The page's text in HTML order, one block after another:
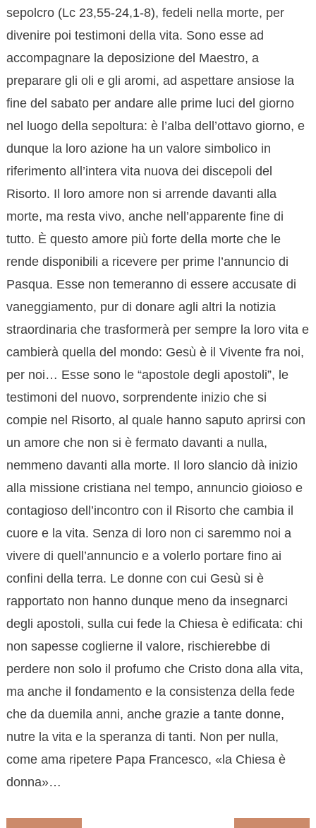
sepolcro (Lc 23,55-24,1-8), fedeli nella morte, per
divenire poi testimoni della vita. Sono esse ad
accompagnare la deposizione del Maestro, a
preparare gli oli e gli aromi, ad aspettare ansiose la
fine del sabato per andare alle prime luci del giorno
nel luogo della sepoltura: è l’alba dell’ottavo giorno, e
dunque la loro azione ha un valore simbolico in
riferimento all’intera vita nuova dei discepoli del
Risorto. Il loro amore non si arrende davanti alla
morte, ma resta vivo, anche nell’apparente fine di
tutto. È questo amore più forte della morte che le
rende disponibili a ricevere per prime l’annuncio di
Pasqua. Esse non temeranno di essere accusate di
vaneggiamento, pur di donare agli altri la notizia
straordinaria che trasformerà per sempre la loro vita e
cambierà quella del mondo: Gesù è il Vivente fra noi,
per noi… Esse sono le “apostole degli apostoli”, le
testimoni del nuovo, sorprendente inizio che si
compie nel Risorto, al quale hanno saputo aprirsi con
un amore che non si è fermato davanti a nulla,
nemmeno davanti alla morte. Il loro slancio dà inizio
alla missione cristiana nel tempo, annuncio gioioso e
contagioso dell’incontro con il Risorto che cambia il
cuore e la vita. Senza di loro non ci saremmo noi a
vivere di quell’annuncio e a volerlo portare fino ai
confini della terra. Le donne con cui Gesù si è
rapportato non hanno dunque meno da insegnarci
degli apostoli, sulla cui fede la Chiesa è edificata: chi
non sapesse coglierne il valore, rischierebbe di
perdere non solo il profumo che Cristo dona alla vita,
ma anche il fondamento e la consistenza della fede
che da duemila anni, anche grazie a tante donne,
nutre la vita e la speranza di tanti. Non per nulla,
come ama ripetere Papa Francesco, «la Chiesa è
donna»…